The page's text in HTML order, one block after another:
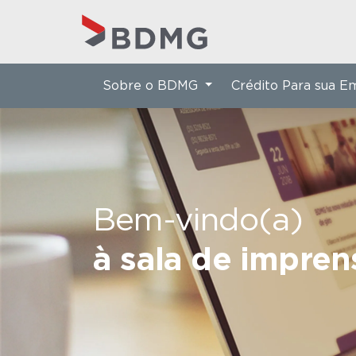
Bem-vindo(a)
à sala de
Sobre o BDMG Crédito Para sua